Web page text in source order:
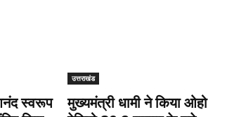
स्वरूप
उत्तराखंड
मुख्यमंत्री धामी ने किया ओहो